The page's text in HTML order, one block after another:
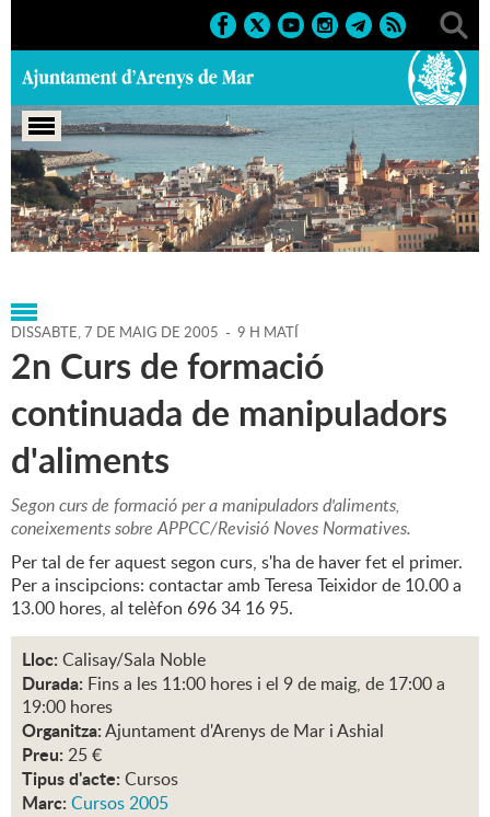
Portada > Agenda > 07-05-
2005 > Marcs > Culturals > 2005 > Cursos 2005
DISSABTE,7 DE MAIG DE 2005 - 9 H MATÍ
2n Curs de formació
continuada de manipuladors
d'aliments
Segon curs de formació per a manipuladors d'aliments,
coneixements sobre APPCC/Revisió Noves Normatives.
Per tal de fer aquest segon curs, s'ha de haver fet el primer.
Per a inscipcions: contactar amb Teresa Teixidor de 10.00 a
13.00 hores, al telèfon 696 34 16 95.
Lloc: Calisay/Sala Noble
Durada: Fins a les 11:00 hores i el 9 de maig, de 17:00 a
19:00 hores
Organitza:Ajuntament d'Arenys de Mar i Ashial
Preu: 25 €
Tipus d'acte: Cursos
Marc: Cursos 2005